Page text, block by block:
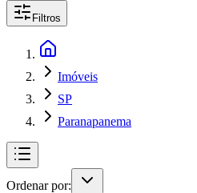
Filtros
Imóveis
SP
Paranapanema
Ordenar por: